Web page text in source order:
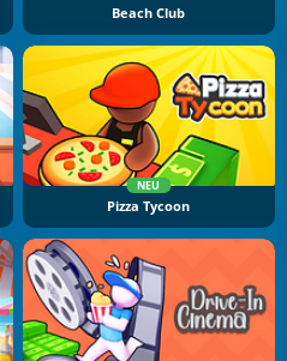
Beach Club
NEU
Pizza Tycoon